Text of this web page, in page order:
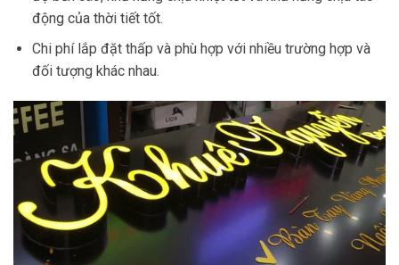
Chi phí lắp đặt thấp và phù hợp với nhiều trường hợp và
đối tượng khác nhau.